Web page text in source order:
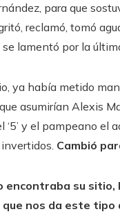
para que
reclamó, tomó
lamentó por la
ya había metido
asumirían Alexis
‘5’ y el pampeano
Cambió
encontraba su sitio,
que nos da este